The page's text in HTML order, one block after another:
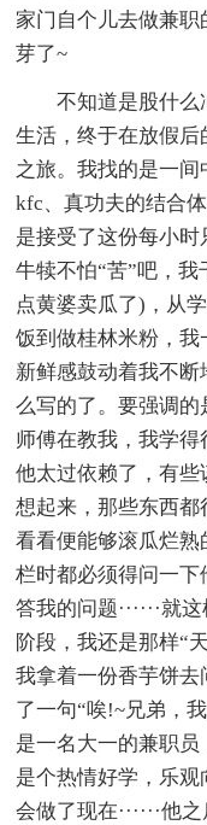
家门自个儿去做兼
芽了~
不知道是股什么
生活，终于在放假
之旅。我找的是一间
kfc、真功夫的结合
是接受了这份每小
牛犊不怕“苦”吧，
点黄婆卖瓜了)，从
饭到做桂林米粉，
新鲜感鼓动着我不
么写的了。要强调
师傅在教我，我学
他太过依赖了，有些
想起来，那些东西
看看便能够滚瓜烂
栏时都必须得问一下
答我的问题······就
阶段，我还是那样“
我拿着一份香芋饼
了一句“唉!~兄弟，
是一名大一的兼职员
是个热情好学，乐
会做了现在······他